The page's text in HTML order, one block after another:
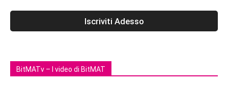
BitMATv – I video di BitMAT